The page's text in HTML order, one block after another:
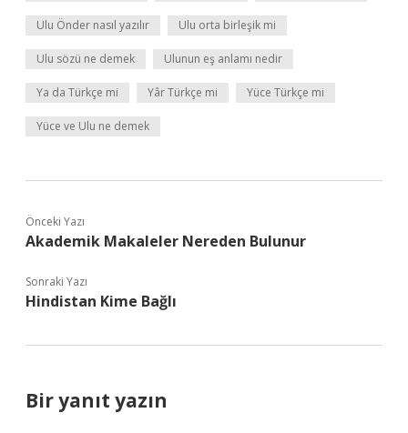
Ulu Önder nasıl yazılır Ulu orta birleşik mi
Ulu sözü ne demek Ulunun eş anlamı nedir
Ya da Türkçe mi Yâr Türkçe mi Yüce Türkçe mi
Yüce ve Ulu ne demek
Önceki Yazı
Akademik Makaleler Nereden Bulunur
Sonraki Yazı
Hindistan Kime Bağlı
Bir yanıt yazın